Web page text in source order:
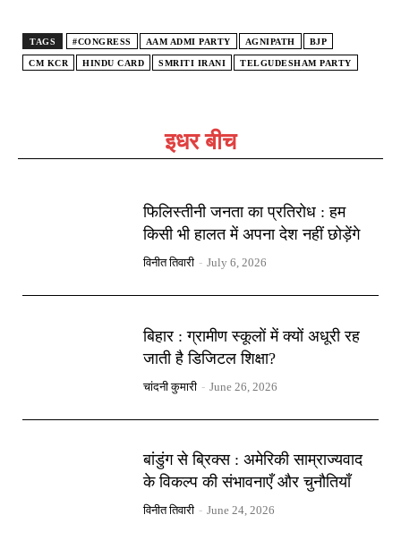
इधर बीच
फिलिस्तीनी जनता का प्रतिरोध : हम
किसी भी हालत में अपना देश नहीं छोड़ेंगे
विनीत तिवारी - July 6, 2026
बिहार : ग्रामीण स्कूलों में क्यों अधूरी रह
जाती है डिजिटल शिक्षा?
चांदनी कुमारी - June 26, 2026
बांडुंग से ब्रिक्स : अमेरिकी साम्राज्यवाद
के विकल्प की संभावनाएँ और चुनौतियाँ
विनीत तिवारी - June 24, 2026
TAGS #CONGRESS AAM ADMI PARTY AGNIPATH BJP
CM KCR HINDU CARD SMRITI IRANI TELGUDESHAM PARTY